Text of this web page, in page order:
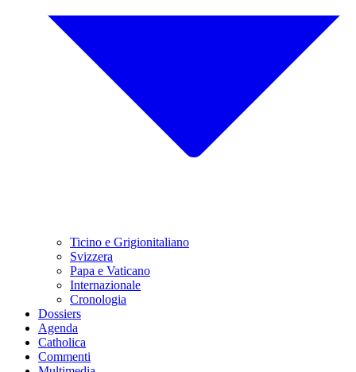
Ticino e Grigionitaliano
Svizzera
Papa e Vaticano
Internazionale
Cronologia
Dossiers
Agenda
Catholica
Commenti